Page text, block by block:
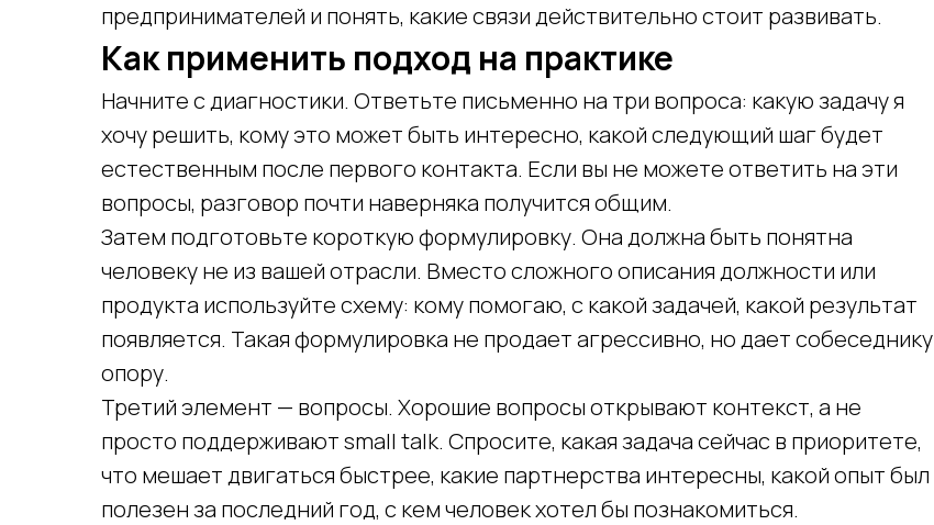
предпринимателей и понять, какие связи действительно стоит развивать.
Как применить подход на практике
Начните с диагностики. Ответьте письменно на три вопроса: какую задачу я
хочу решить, кому это может быть интересно, какой следующий шаг будет
естественным после первого контакта. Если вы не можете ответить на эти
вопросы, разговор почти наверняка получится общим.
Затем подготовьте короткую формулировку. Она должна быть понятна
человеку не из вашей отрасли. Вместо сложного описания должности или
продукта используйте схему: кому помогаю, с какой задачей, какой результат
появляется. Такая формулировка не продает агрессивно, но дает собеседнику
опору.
Третий элемент — вопросы. Хорошие вопросы открывают контекст, а не
просто поддерживают small talk. Спросите, какая задача сейчас в приоритете,
что мешает двигаться быстрее, какие партнерства интересны, какой опыт был
полезен за последний год, с кем человек хотел бы познакомиться.